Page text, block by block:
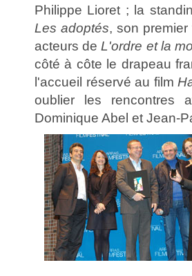
Philippe Lioret ; la
Les adoptés, son
acteurs deL'ordre et la
côté à côte le drapeau
l'accueil réservé au film
oublier les rencontres
Dominique Abel et Jean-